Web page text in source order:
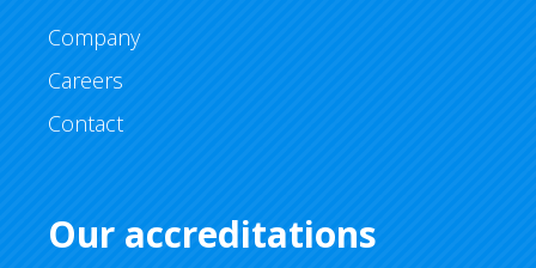
Company
Careers
Contact
Our accreditations